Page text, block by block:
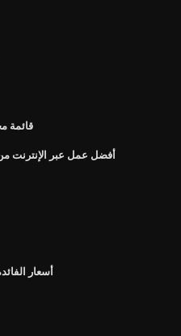
قائمة
أفضل عمل عبر الإنترنت
أسعار الفائدة